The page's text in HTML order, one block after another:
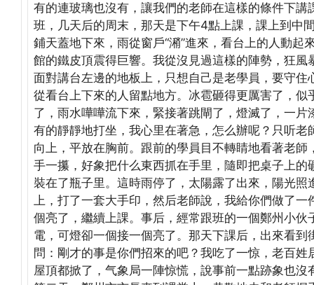
有的連玻璃也沒有，讓我們的老師在這樣的條件下
班，几天后的周末，那天是下午4點上課，課上到中
鋪天蓋地下來，雨從窗戶“潲”進來，看台上的人動
館的鐵皮頂震得巨響。我從沒見過這樣的陣勢，狂
面對講台左邊的地板上，只想自己是老學員，要守
從看台上下來的人留點地方。冰雹砸得更厲害了，
了，雨水嘩嘩流下來，緊接著跳閘了，燈滅了，一
有的靜靜地打坐，我心里在著急，怎么辦呢？只听
向上，平放在胸前。跟前的學員目不轉睛地看著老
手一攥，好象把什么東西抓在手里，隨即把桌子上
裝在了瓶子里。這時雨停了，太陽露了出來，陽光
上，打了一套大手印，然后老師說，我給你們做了
個亮了，繼續上課。事后，經常跟班的一個鄭州小
電，可燈卻一個接一個亮了。那天下課后，出來看
問：剛才的事是你們招來的吧？我吃了一惊，老百
屋頂都掀了，气象局一陣惊慌，說事前一點跡象也